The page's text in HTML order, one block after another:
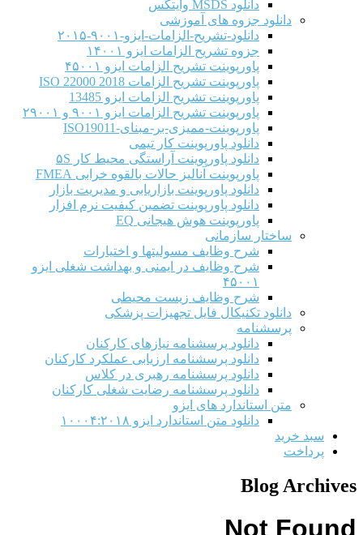
دانلود MSDS وایتکس
دانلود جزوه های آموزشی
دانلود-تشریح-الزامات-ایزو-۹۰۰۱-۲۰۱۵
جزوه تشریح الزامات ایزو ۱۴۰۰۱
پاورپوینت تشریح الزامات ایزو ۴۵۰۰۱
پاورپوینت تشریح الزامات ISO 22000 2018
پاورپوینت تشریح الزامات ایزو 13485
پاورپوینت تشریح الزامات ایزو ۹۰۰۱ و ۲۹۰۰۱
پاورپوینت-ممیزی-بر-مبنای-ISO19011
دانلود پاورپوینت کار تیمی
دانلود پاورپوینت آراستگی محیط کار ۵S
پاورپوینت آنالیز حالات بالقوه خرابی FMEA
دانلود پاورپوینت بازاریابی و مدیریت بازار
دانلود پاورپوینت تضمین کیفیت نرم افزار
پاورپوینت هوش هیجانی EQ
ساختار سازمانی
شرح وظايف مسوليتها و اختيارات
شرح وظایف در ایمنی و بهداشت شغلی ایزو
۴۵۰۰۱
شرح وظایف زیست محیطی
دانلود تکنیکال فایل تجهیزات پزشکی
پرسشنامه
دانلود پرسشنامه نیازهای کارکنان
دانلود پرسشنامه ارزیابی عملکرد کارکنان
دانلود پرسشنامه رهبری در کلاس
دانلود پرسشنامه رضایت شغلی کارکنان
متن استاندارد های ایزو
دانلود متن استاندارد ایزو ۱۰۰۰۴:۲۰۱۸
سبد خرید
پرداخت
Blog Archives
Not Found